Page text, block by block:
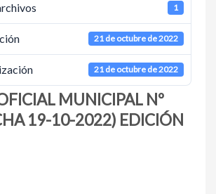
1
21 de octubre de 2022
21 de octubre de 2022
MUNICIPAL Nº
19-10-2022) EDICIÓN